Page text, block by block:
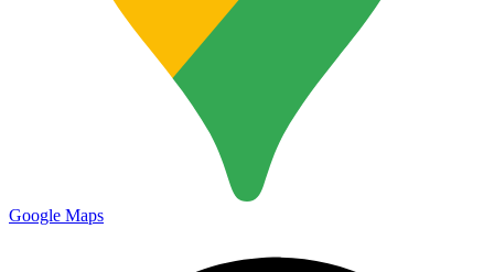
Google Maps